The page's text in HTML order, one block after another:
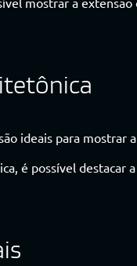
ideais para mostrar
é possível destacar